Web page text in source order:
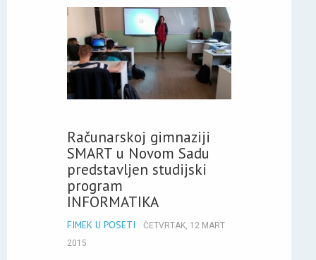
Računarskoj gimnaziji
SMART u Novom Sadu
predstavljen studijski
program
INFORMATIKA
FIMEK U POSETI
ČETVRTAK, 12 MART
2015